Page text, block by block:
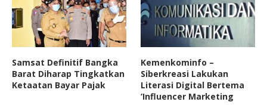
Samsat Definitif Bangka
Barat Diharap Tingkatkan
Ketaatan Bayar Pajak
Kemenkominfo –
Siberkreasi Lakukan
Literasi Digital Bertema
‘Influencer Marketing